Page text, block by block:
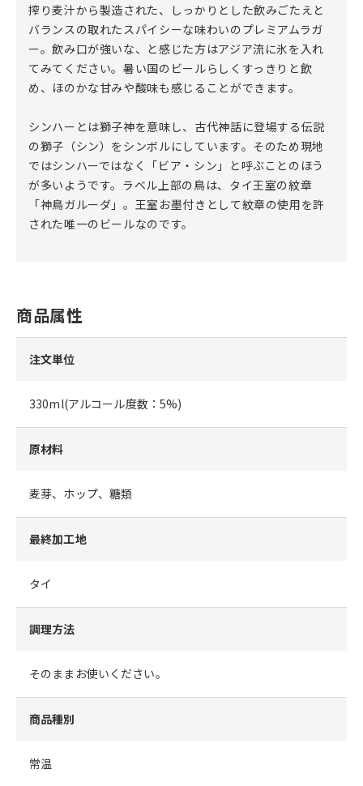
搾り麦汁から製造された、しっかりとした飲みごたえと
バランスの取れたスパイシーな味わいのプレミアムラガ
ー。飲み口が強いな、と感じた方はアジア流に氷を入れ
てみてください。暑い国のビールらしくすっきりと飲
め、ほのかな甘みや酸味も感じることができます。
シンハーとは獅子神を意味し、古代神話に登場する伝説
の獅子（シン）をシンボルにしています。そのため現地
ではシンハーではなく「ビア・シン」と呼ぶことのほう
が多いようです。ラベル上部の鳥は、タイ王室の紋章
「神鳥ガルーダ」。王室お墨付きとして紋章の使用を許
された唯一のビールなのです。
商品属性
注文単位
330ml(アルコール度数：5%)
原材料
麦芽、ホップ、糖類
最終加工地
タイ
調理方法
そのままお使いください。
商品種別
常温